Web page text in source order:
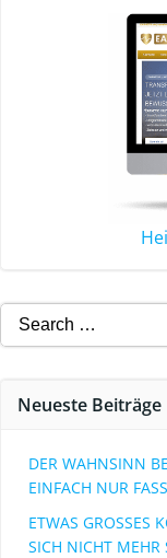
Neueste Beiträge
DER WAHNSINN
EINFACH NUR
ETWAS GROSSES
SICH NICHT MEHR